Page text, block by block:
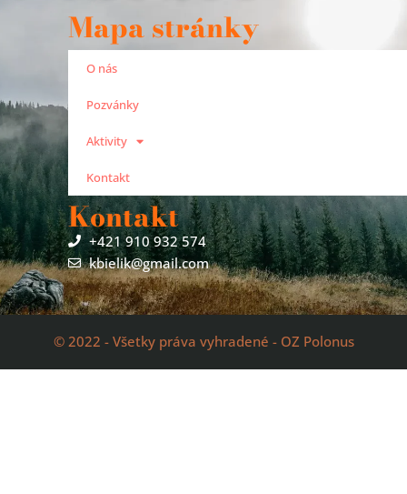
Mapa stránky
O nás
Pozvánky
Aktivity
Kontakt
Kontakt
+421 910 932 574
kbielik@gmail.com
© 2022 - Všetky práva vyhradené - OZ Polonus